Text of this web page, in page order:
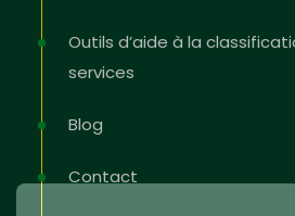
Outils d’aide à la
services
Blog
Contact